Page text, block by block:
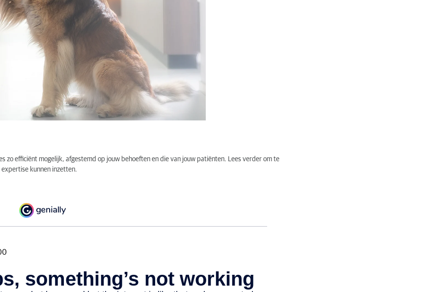
zo efficiënt mogelijk, afgestemd op jouw behoeften en die van jouw patiënten. Lees verder om te
kunnen inzetten.